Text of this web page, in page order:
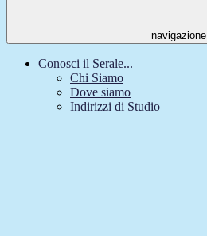
navigazione
Conosci il Serale...
Chi Siamo
Dove siamo
Indirizzi di Studio